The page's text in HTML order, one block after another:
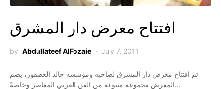
افتتاح معرض دار المشرق
by Abdullateef AlFozaie July 7, 2011
تم افتتاح معرض دار المشرق لصاحبه ومؤسسه خالد العصفور، يضم
المعرض مجموعة متنوعة من الفن العربي المعاصر وخاصةً…